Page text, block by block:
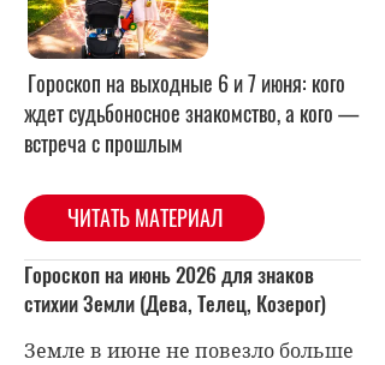
Гороскоп на выходные 6 и 7 июня: кого
ждет судьбоносное знакомство, а кого —
встреча с прошлым
ЧИТАТЬ МАТЕРИАЛ
Гороскоп на июнь 2026 для знаков
стихии Земли (Дева, Телец, Козерог)
Земле в июне не повезло больше